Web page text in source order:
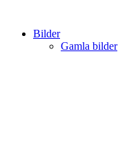
Bilder
Gamla bilder